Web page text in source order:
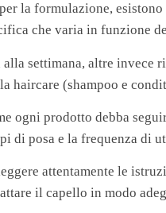
la formulazione,
che varia in funzione
settimana, altre invece
haircare (shampoo e
ogni prodotto debba
di posa e la frequenza di
attentamente le
il capello in modo